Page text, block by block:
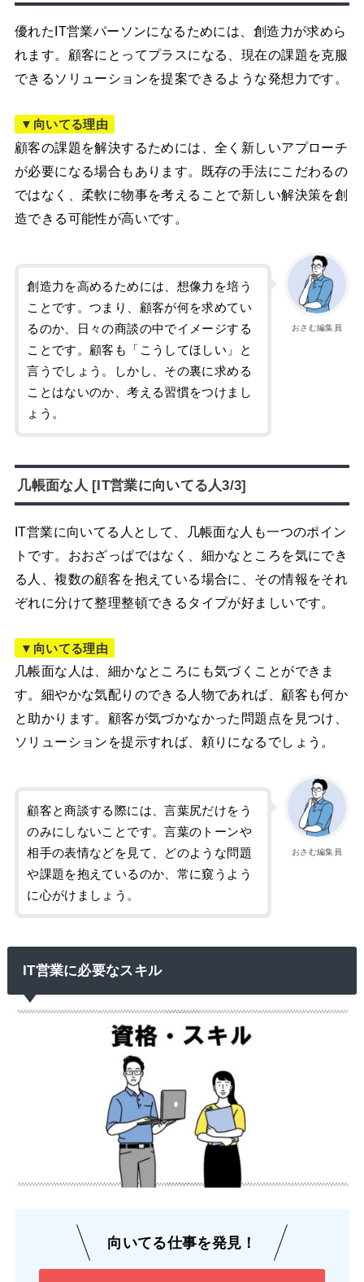
優れたIT営業パーソンになるためには、創造力が求めら
れます。顧客にとってプラスになる、現在の課題を克服
できるソリューションを提案できるような発想力です。
▼向いてる理由
顧客の課題を解決するためには、全く新しいアプローチ
が必要になる場合もあります。既存の手法にこだわるの
ではなく、柔軟に物事を考えることで新しい解決策を創
造できる可能性が高いです。
おさむ編集員
創造力を高めるためには、想像力を培う
ことです。つまり、顧客が何を求めてい
るのか、日々の商談の中でイメージする
ことです。顧客も「こうしてほしい」と
言うでしょう。しかし、その裏に求める
ことはないのか、考える習慣をつけまし
ょう。
几帳面な人 [IT営業に向いてる人3/3]
IT営業に向いてる人として、几帳面な人も一つのポイン
トです。おおざっぱではなく、細かなところを気にでき
る人、複数の顧客を抱えている場合に、その情報をそれ
ぞれに分けて整理整頓できるタイプが好ましいです。
▼向いてる理由
几帳面な人は、細かなところにも気づくことができま
す。細やかな気配りのできる人物であれば、顧客も何か
と助かります。顧客が気づかなかった問題点を見つけ、
ソリューションを提示すれば、頼りになるでしょう。
おさむ編集員
顧客と商談する際には、言葉尻だけをう
のみにしないことです。言葉のトーンや
相手の表情などを見て、どのような問題
や課題を抱えているのか、常に窺うよう
に心がけましょう。
IT営業に必要なスキル
向いてる仕事を発見！